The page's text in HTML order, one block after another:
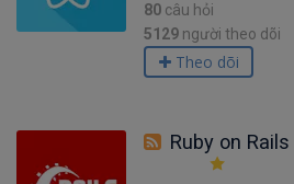
80 câu hỏi
5129 người theo dõi
Theo dõi
Ruby on Rails